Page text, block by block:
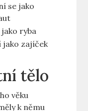
se jako
jako ryba
jako zajíček
tělo
‍věku
⁤k němu